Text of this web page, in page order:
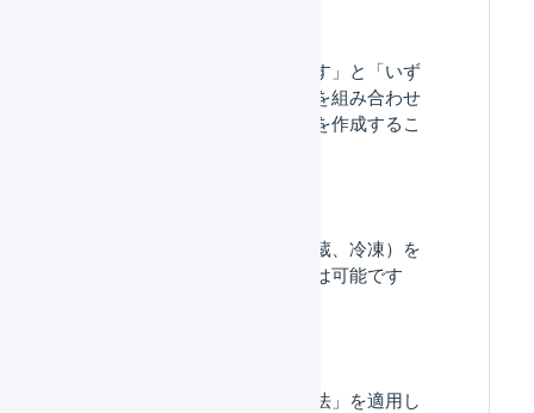
「すべての条件を満たす」と「いず
れかの条件を満たす」を組み合わせ
て、受注伝票のマクロを作成するこ
配送温度帯（常温、冷蔵、冷凍）を
自動的に変更することは可能です
「デフォルトの配送方法」を適用し